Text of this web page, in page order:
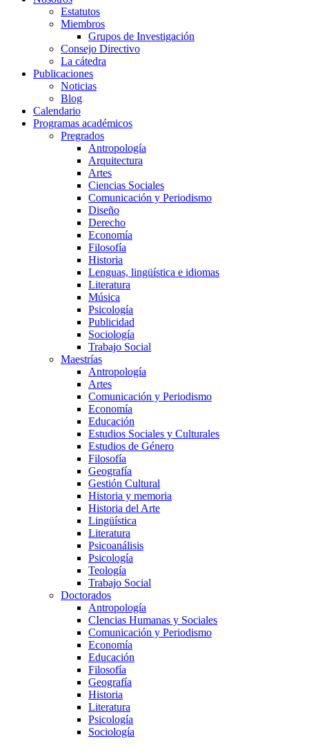
Estatutos
Miembros
Grupos de Investigación
Consejo Directivo
La cátedra
Publicaciones
Noticias
Blog
Calendario
Programas académicos
Pregrados
Antropología
Arquitectura
Artes
Ciencias Sociales
Comunicación y Periodismo
Diseño
Derecho
Economía
Filosofía
Historia
Lenguas, lingüística e idiomas
Literatura
Música
Psicología
Publicidad
Sociología
Trabajo Social
Maestrías
Antropología
Artes
Comunicación y Periodismo
Economía
Educación
Estudios Sociales y Culturales
Estudios de Género
Filosofía
Geografía
Gestión Cultural
Historia y memoria
Historia del Arte
Lingüística
Literatura
Psicoanálisis
Psicología
Teología
Trabajo Social
Doctorados
Antropología
CIencias Humanas y Sociales
Comunicación y Periodismo
Economía
Educación
Filosofía
Geografía
Historia
Literatura
Psicología
Sociología